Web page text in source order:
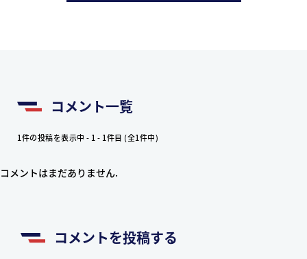
コメント一覧
1件の投稿を表示中 - 1 - 1件目 (全1件中)
コメントはまだありません.
コメントを投稿する